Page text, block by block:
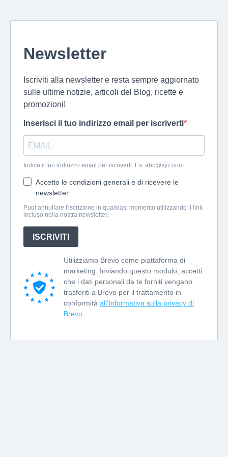
Newsletter
Iscriviti alla newsletter e resta sempre aggiornato
sulle ultime notizie, articoli del Blog, ricette e
promozioni!
Inserisci il tuo indirizzo email per iscriverti
Indica il tuo indirizzo email per iscriverti. Es. abc@xyz.com
Accetto le condizioni generali e di ricevere le
newsletter
Puoi annullare l'iscrizione in qualsiasi momento utilizzando il link
incluso nella nostra newsletter.
ISCRIVITI
Utilizziamo Brevo come piattaforma di
marketing. Inviando questo modulo, accetti
che i dati personali da te forniti vengano
trasferiti a Brevo per il trattamento in
conformità all'Informativa sulla privacy di
Brevo.